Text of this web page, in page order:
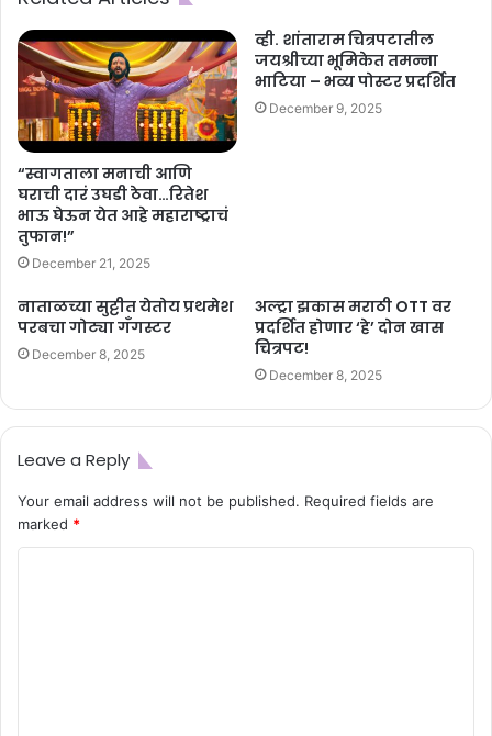
“स्वागताला मनाची आणि
घराची दारं उघडी ठेवा…रितेश
भाऊ घेऊन येत आहे महाराष्ट्राचं
तुफान!”
December 21, 2025
व्ही. शांताराम चित्रपटातील
जयश्रीच्या भूमिकेत तमन्ना
भाटिया – भव्य पोस्टर प्रदर्शित
December 9, 2025
नाताळच्या सुट्टीत येतोय प्रथमेश
परबचा गोट्या गँगस्टर
December 8, 2025
अल्ट्रा झकास मराठी OTT वर
प्रदर्शित होणार ‘हे’ दोन खास
चित्रपट!
December 8, 2025
Leave a Reply
Your email address will not be published. Required fields are
marked *